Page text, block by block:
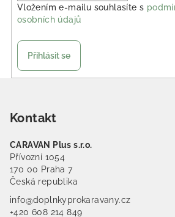
Vložením e-mailu souhlasíte s
osobních údajů
Přihlásit se
Kontakt
CARAVAN Plus s.r.o.
Přívozní 1054
170 00 Praha 7
Česká republika
info@doplnkyprokaravany.cz
+420 608 214 849